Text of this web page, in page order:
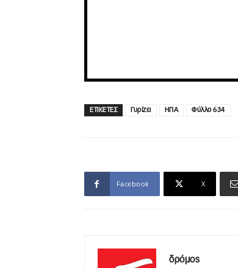
ΕΤΙΚΕΤΕΣ Γυρίζει ΗΠΑ Φύλλο 634
Facebook X
δρόμος